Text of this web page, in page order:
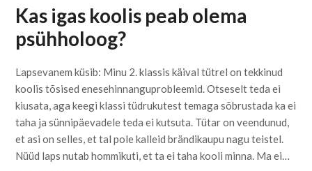
Kas igas koolis peab olema
psühholoog?
Lapsevanem küsib: Minu 2. klassis käival tütrel on tekkinud
koolis tõsised enesehinnanguprobleemid. Otseselt teda ei
kiusata, aga keegi klassi tüdrukutest temaga sõbrustada ka ei
taha ja sünnipäevadele teda ei kutsuta. Tütar on veendunud,
et asi on selles, et tal pole kalleid brändikaupu nagu teistel.
Nüüd laps nutab hommikuti, et ta ei taha kooli minna. Ma ei…